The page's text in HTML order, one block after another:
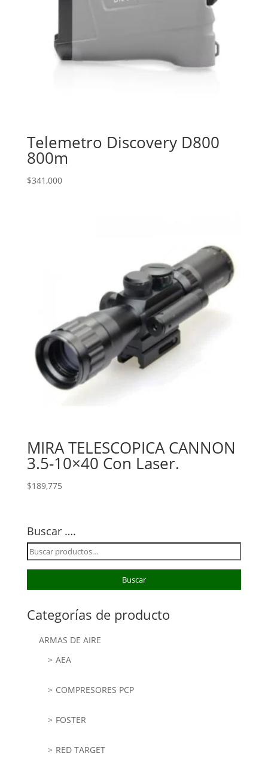
Telemetro Discovery D800
800m
$341,000
MIRA TELESCOPICA CANNON
3.5-10×40 Con Laser.
$189,775
Buscar ….
Buscar
por:
Buscar
Categorías de producto
ARMAS DE AIRE
AEA
COMPRESORES PCP
FOSTER
RED TARGET